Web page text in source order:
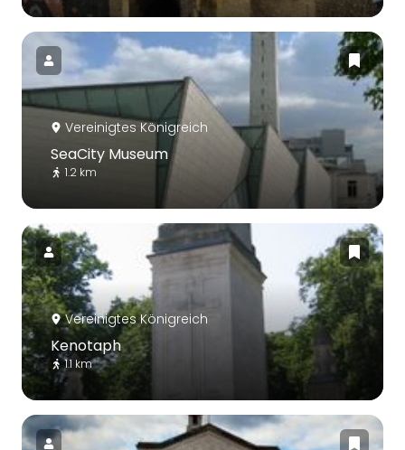
Vereinigtes Königreich
SeaCity Museum
1.2 km
Vereinigtes Königreich
Kenotaph
1.1 km